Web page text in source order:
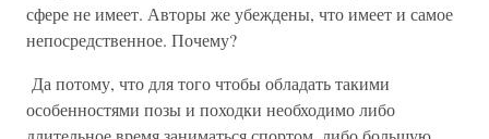
сфере не имеет. Авторы же убеждены, что имеет и самое
непосредственное. Почему?
Да потому, что для того чтобы обладать такими
особенностями позы и походки необходимо либо